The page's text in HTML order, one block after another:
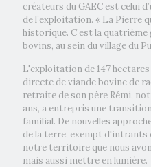
créateurs du GAEC est celui
de l’exploitation. « La Pierre
historique. C’est la quatrième
bovins, au sein du village du
L'exploitation de 147
directe de viande bovine de
retraite de son père Rémi,
ans, a entrepris une
familial. De nouvelles
de la terre, exempt d'intrants
notre territoire que nous
mais aussi mettre en lumière.